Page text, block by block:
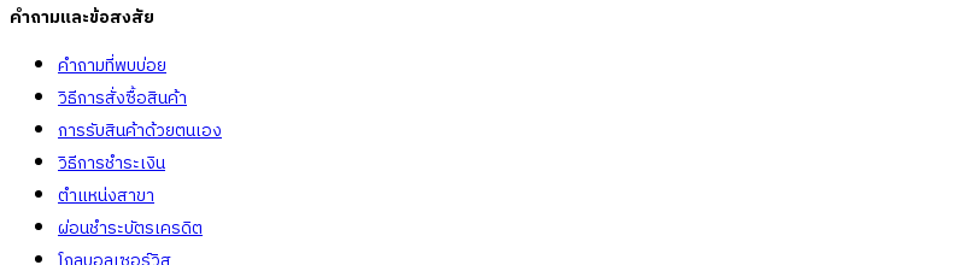
คำถามและข้อสงสัย
คำถามที่พบบ่อย
วิธีการสั่งซื้อสินค้า
การรับสินค้าด้วยตนเอง
วิธีการชำระเงิน
ตำแหน่งสาขา
ผ่อนชำระบัตรเครดิต